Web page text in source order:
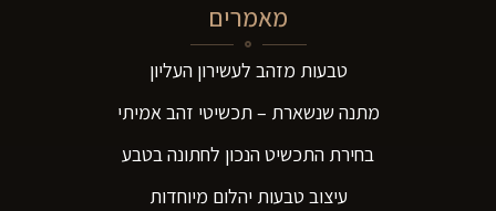
מאמרים
טבעות מזהב לעשירון העליון
מתנה שנשארת – תכשיטי זהב אמיתי
בחירת התכשיט הנכון לחתונה בטבע
עיצוב טבעות יהלום מיוחדות